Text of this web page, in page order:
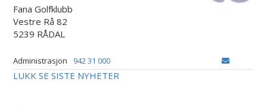
Fana Golfklubb
Vestre Rå 82
5239 RÅDAL
Administrasjon 942 31 000
LUKK SE SISTE NYHETER